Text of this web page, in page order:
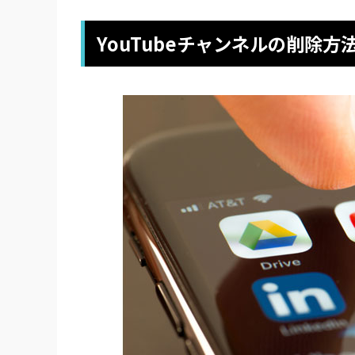
YouTubeチャンネルの削除方